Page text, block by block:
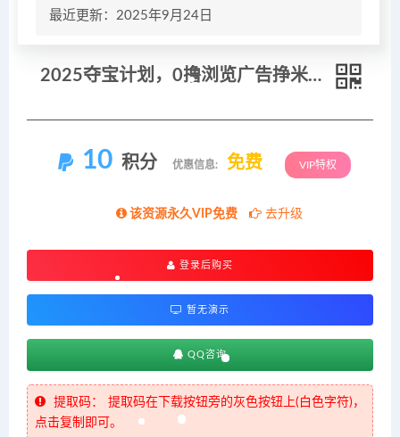
最近更新：2025年9月24日
2025夺宝计划，0撸浏览广告挣米，裂变天花板日入多张，操作简单时间灵活
10 积分 优惠信息: 免费 VIP特权
该资源永久VIP免费 去升级
登录后购买
暂无演示
QQ咨询
提取码：
提取码在下载按钮旁的灰色按钮上(白色字符)，
点击复制即可。